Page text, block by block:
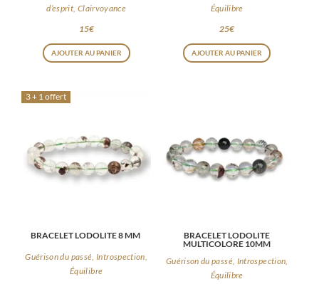
d’esprit, Clairvoyance
15€
AJOUTER AU PANIER
Équilibre
25€
AJOUTER AU PANIER
3 + 1 offert
BRACELET LODOLITE 8 MM
Guérison du passé, Introspection,
Équilibre
BRACELET LODOLITE
MULTICOLORE 10MM
Guérison du passé, Introspection,
Équilibre